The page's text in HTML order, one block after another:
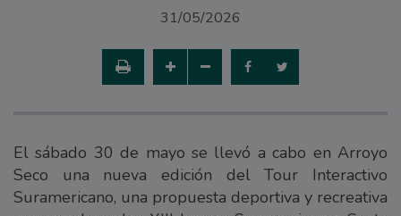
31/05/2026
El sábado 30 de mayo se llevó a cabo en Arroyo
Seco una nueva edición del Tour Interactivo
Suramericano, una propuesta deportiva y recreativa